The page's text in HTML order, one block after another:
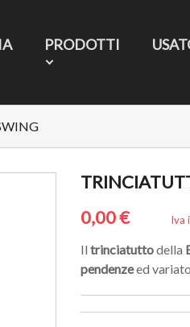
PRODOTTI
0,00 €
Iva
Il trinciatuttodella
pendenzeed